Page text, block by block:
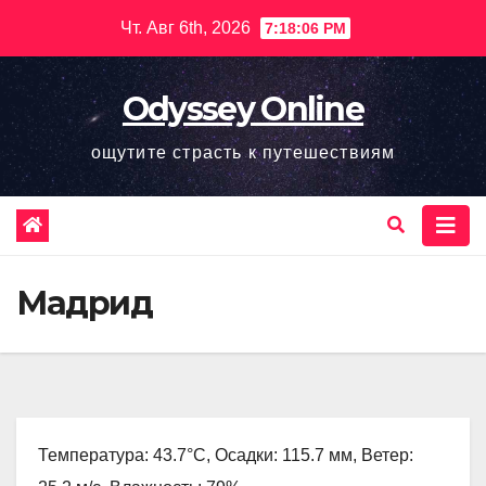
содержимому
Чт. Авг 6th, 2026 7:18:07 PM
Odyssey Online
ощутите страсть к путешествиям
Мадрид
Температура: 43.7°C, Осадки: 115.7 мм, Ветер: